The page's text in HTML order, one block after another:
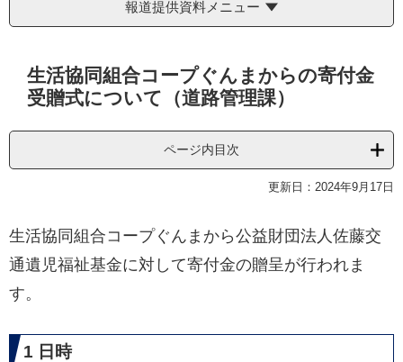
報道提供資料メニュー
生活協同組合コープぐんまからの寄付金
受贈式について（道路管理課）
ページ内目次
更新日：2024年9月17日
生活協同組合コープぐんまから公益財団法人佐藤交
通遺児福祉基金に対して寄付金の贈呈が行われま
す。
1 日時